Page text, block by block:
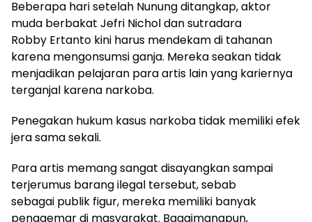
Beberapa hari setelah Nunung ditangkap, aktor
muda berbakat Jefri Nichol dan sutradara
Robby Ertanto kini harus mendekam di tahanan
karena mengonsumsi ganja. Mereka seakan tidak
menjadikan pelajaran para artis lain yang kariernya
terganjal karena narkoba.
Penegakan hukum kasus narkoba tidak memiliki efek
jera sama sekali.
Para artis memang sangat disayangkan sampai
terjerumus barang ilegal tersebut, sebab
sebagai publik figur, mereka memiliki banyak
penggemar di masyarakat. Bagaimanapun,